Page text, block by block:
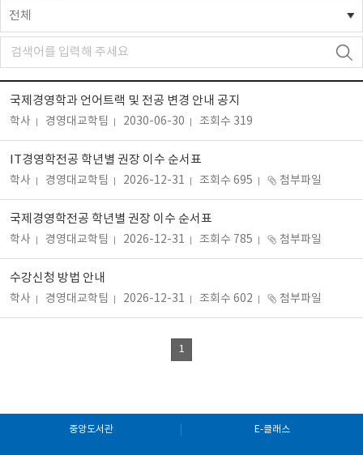
전체
국제경영학과 언어트랙 및 전공 변경 안내 공지
학사 경영대교학팀 2030-06-30 조회수 319
IT경영학전공 학년별 권장 이수 순서표
학사 경영대교학팀 2026-12-31 조회수 695 첨부파일
국제경영학전공 학년별 권장 이수 순서표
학사 경영대교학팀 2026-12-31 조회수 785 첨부파일
수강신청 방법 안내
학사 경영대교학팀 2026-12-31 조회수 602 첨부파일
1
중앙도서관 E-클래스